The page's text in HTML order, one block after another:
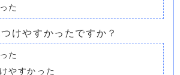
た
けやすかったですか？
た
やすかった